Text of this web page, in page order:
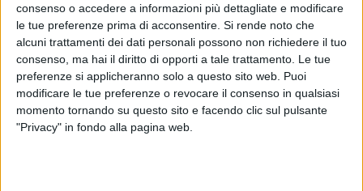
consenso o accedere a informazioni più dettagliate e modificare
le tue preferenze prima di acconsentire. Si rende noto che
alcuni trattamenti dei dati personali possono non richiedere il tuo
consenso, ma hai il diritto di opporti a tale trattamento. Le tue
preferenze si applicheranno solo a questo sito web. Puoi
modificare le tue preferenze o revocare il consenso in qualsiasi
momento tornando su questo sito e facendo clic sul pulsante
"Privacy" in fondo alla pagina web.
MR. RAIN
CASA AZZURRI 2024
1VIDEO 9FOTO